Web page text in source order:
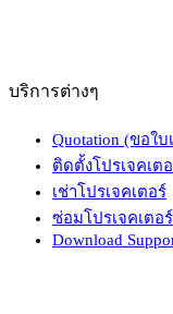
บริการต่างๆ
Quotation (ขอใ
ติดตั้งโปรเจคเต
เช่าโปรเจคเตอร์
ซ่อมโปรเจคเตอร์
Download